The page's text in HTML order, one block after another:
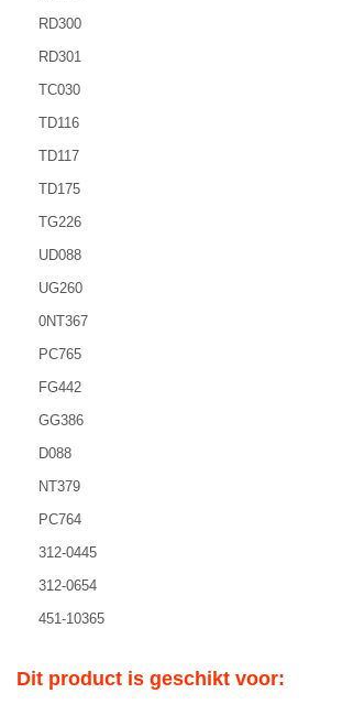
RD300
RD301
TC030
TD116
TD117
TD175
TG226
UD088
UG260
0NT367
PC765
FG442
GG386
D088
NT379
PC764
312-0445
312-0654
451-10365
Dit product is geschikt voor: